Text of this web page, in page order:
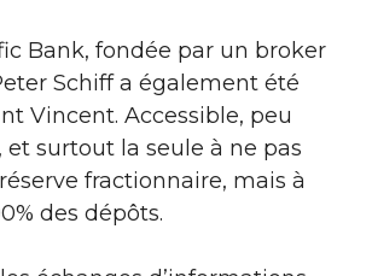
Bank, fondée par un broker
Schiff a également été
Vincent. Accessible, peu
surtout la seule à ne pas
fractionnaire, mais à
des dépôts.